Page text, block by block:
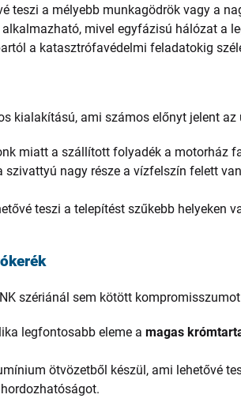
teszi a mélyebb munkagödrök vagy a
mivel egyfázisú hálózat a
a katasztrófavédelmi feladatokig
kialakítású, ami számos előnyt jelent az
miatt a szállított folyadék a motorház
nagy része a vízfelszín felett
teszi a telepítést szűkebb helyeken
szériánál sem kötött
legfontosabb eleme a magas
ötvözetből készül, ami lehetővé